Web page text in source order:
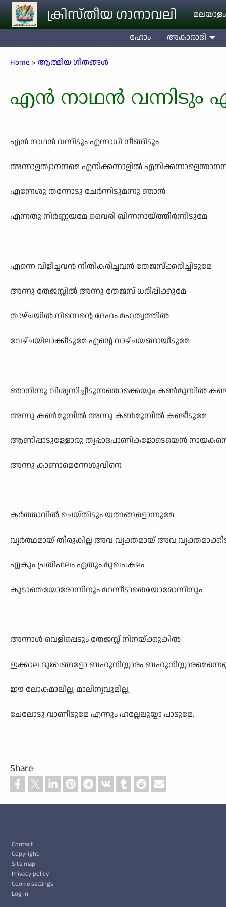
Skip to main contentക്രിസ്തീയ ഗാനാവലി
ഹോം അകാരാദി
Breadcrumb
Home ആത്മീയ ഗീതങ്ങൾ
എൻ നാഥൻ വന്നിടും
എൻ നാഥൻ വന്നിടും എന്നാധി നീങ്ങിടും
അന്നാളത്യാനന്ദമെ എനിക്കന്നാളിൽ
എന്നേശു തന്നോടു ചേർന്നിടുമന്നു ഞാൻ
എന്നതു നിർണ്ണയമേ വൈരി ഖിന്നനായ്ത്തീർന്നിടുമേ
എന്നെ വിളിച്ചവൻ നീതികരിച്ചവൻ തേജസ്ക്കരിച്ചിടുമേ
അന്നു തേജസ്സിൽ അന്നു തേജസ് ധരിപ്പിക്കുമേ
താഴ്ചയിൽ നിന്നെന്റെ ദേഹം മഹത്വത്തിൽ
വേഴ്ചയിലാക്കീടുമേ എന്റെ വാഴ്ചയങ്ങായീടുമേ
ഞാനിന്നു വിശ്വസിച്ചീടുന്നതൊക്കെയും കൺമുമ്പിൽ
അന്നു കൺമുമ്പിൽ അന്നു കൺമുമ്പിൽ കണ്ടീടുമേ
ആണിപ്പാടുള്ളോരു തൃപ്പാദപാണികളോടെയെൻ
അന്നു കാണാമെന്നേശുവിനെ
കർത്താവിൽ ചെയ്തിടും യത്നങ്ങളൊന്നുമേ
വ്യർത്ഥമായ് തീരുകില്ല അവ വ്യക്തമായ് അവ
ഏകും പ്രതിഫലം ഏതും മുഖപക്ഷം
കൂടാതെയോരോന്നിനും മറന്നീടാതെയോരോന്നിനും
അന്നാൾ വെളിപ്പെടും തേജസ്സ് നിനയ്ക്കുകിൽ
ഇക്കാല ദുഃഖങ്ങളോ ബഹുനിസ്സാരം
ഈ ലോകമാലില്ല, മാലിന്യവുമില്ല,
ചേലോടു വാണീടുമേ എന്നും ഹല്ലേലുയ്യാ പാടുമേ.
Share
Contact
Copyright
Site map
Privacy policy
Cookie settings
Log in